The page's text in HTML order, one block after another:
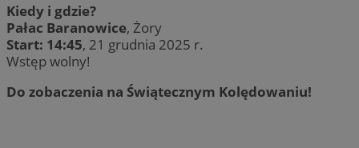
Kiedy i gdzie?
Pałac Baranowice, Żory
Start: 14:45, 21 grudnia 2025 r.
Wstęp wolny!
Do zobaczenia na Świątecznym Kolędowaniu!